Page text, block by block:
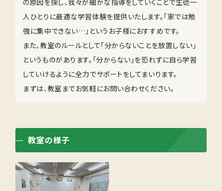
の原因を探し、我々が細かな指導をしていくことで生徒一
人ひとりに最適な学習体験を提供いたします。「家では勉
強に集中できない…」というお子様におすすめです。
また、教室のルールとして「分からないことを放置しない」
というものがあります。「分からない」を恐れずに自ら学習
していけるように全力でサポートをしてまいります。
まずは、教室までお気軽にお問い合わせください。
教室の様子